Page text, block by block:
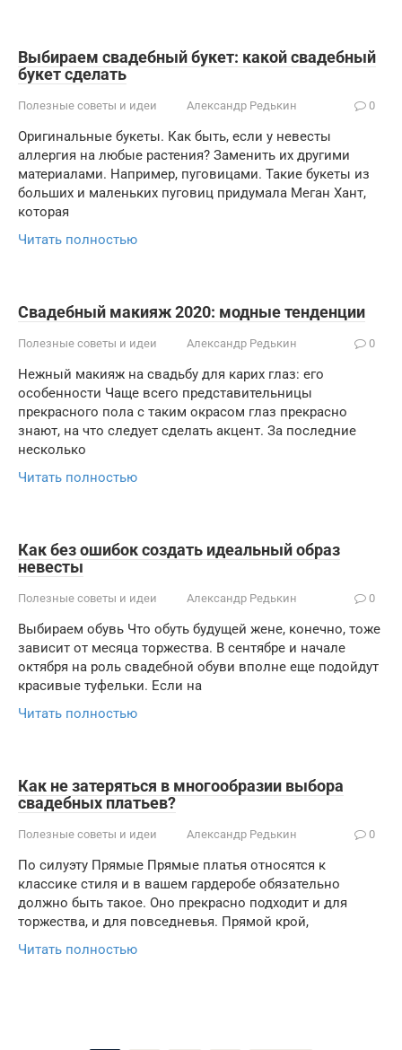
Выбираем свадебный букет: какой свадебный
букет сделать
Полезные советы и идеи Александр Редькин 0
Оригинальные букеты. Как быть, если у невесты
аллергия на любые растения? Заменить их другими
материалами. Например, пуговицами. Такие букеты из
больших и маленьких пуговиц придумала Меган Хант,
которая
Читать полностью
Свадебный макияж 2020: модные тенденции
Полезные советы и идеи Александр Редькин 0
Нежный макияж на свадьбу для карих глаз: его
особенности Чаще всего представительницы
прекрасного пола с таким окрасом глаз прекрасно
знают, на что следует сделать акцент. За последние
несколько
Читать полностью
Как без ошибок создать идеальный образ
невесты
Полезные советы и идеи Александр Редькин 0
Выбираем обувь Что обуть будущей жене, конечно, тоже
зависит от месяца торжества. В сентябре и начале
октября на роль свадебной обуви вполне еще подойдут
красивые туфельки. Если на
Читать полностью
Как не затеряться в многообразии выбора
свадебных платьев?
Полезные советы и идеи Александр Редькин 0
По силуэту Прямые Прямые платья относятся к
классике стиля и в вашем гардеробе обязательно
должно быть такое. Оно прекрасно подходит и для
торжества, и для повседневья. Прямой крой,
Читать полностью